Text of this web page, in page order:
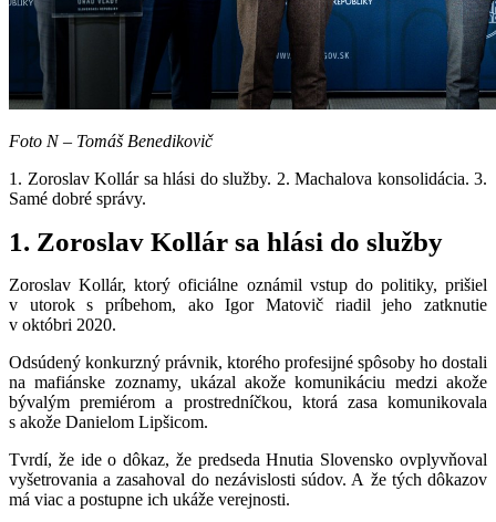
Foto N – Tomáš Benedikovič
1. Zoroslav Kollár sa hlási do služby. 2. Machalova konsolidácia. 3.
Samé dobré správy.
1. Zoroslav Kollár sa hlási do služby
Zoroslav Kollár, ktorý oficiálne oznámil vstup do politiky, prišiel
v utorok s príbehom, ako Igor Matovič riadil jeho zatknutie
v októbri 2020.
Odsúdený konkurzný právnik, ktorého profesijné spôsoby ho dostali
na mafiánske zoznamy, ukázal akože komunikáciu medzi akože
bývalým premiérom a prostredníčkou, ktorá zasa komunikovala
s akože Danielom Lipšicom.
Tvrdí, že ide o dôkaz, že predseda Hnutia Slovensko ovplyvňoval
vyšetrovania a zasahoval do nezávislosti súdov. A že tých dôkazov
má viac a postupne ich ukáže verejnosti.